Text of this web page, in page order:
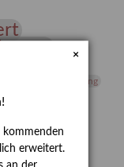
Asta Gröting
Bibliothek
Der Blaue Reiter
×
kommenden
erweitert.